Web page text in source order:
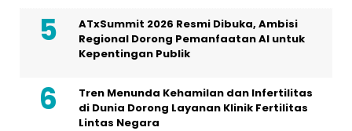
ATxSummit 2026 Resmi Dibuka, Ambisi
Regional Dorong Pemanfaatan AI untuk
Kepentingan Publik
Tren Menunda Kehamilan dan Infertilitas
di Dunia Dorong Layanan Klinik Fertilitas
Lintas Negara